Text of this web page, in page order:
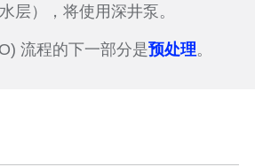
层），将使用深井泵。
流程的下一部分是预处理。